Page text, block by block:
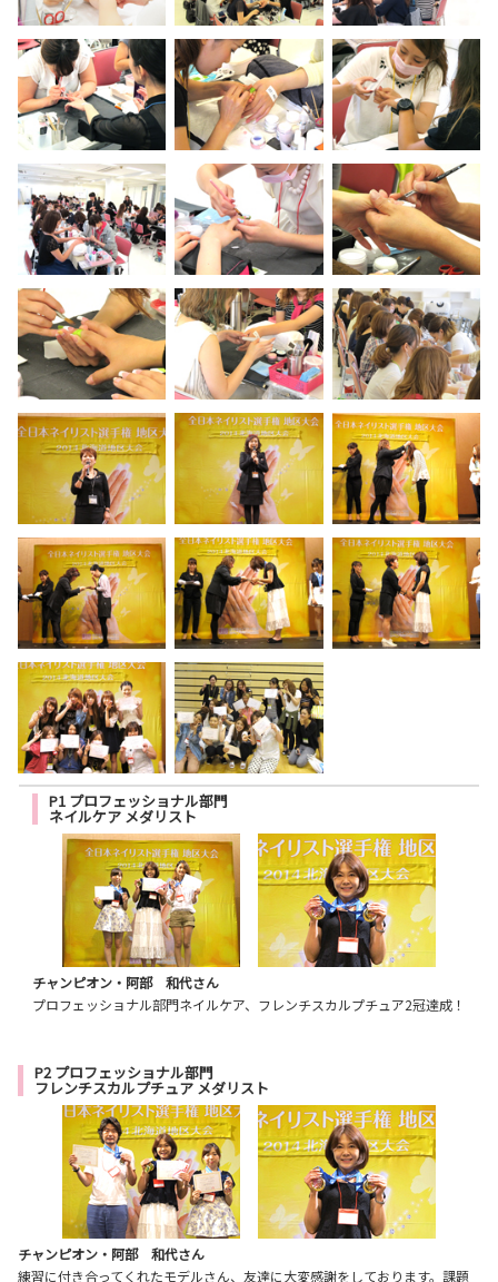
P1 プロフェッショナル部門
ネイルケア メダリスト
チャンピオン・阿部 和代さん
プロフェッショナル部門ネイルケア、フレンチスカルプチュア2冠達成！
P2 プロフェッショナル部門
フレンチスカルプチュア メダリスト
チャンピオン・阿部 和代さん
練習に付き合ってくれたモデルさん、友達に大変感謝をしております。課題